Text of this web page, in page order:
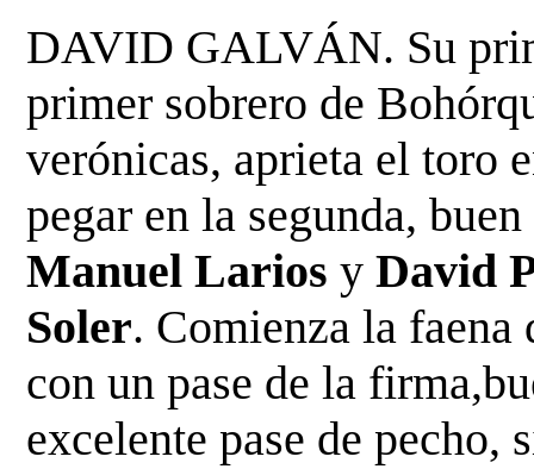
DAVID GALVÁN. Su
primer sobrero de
verónicas, aprieta el toro
pegar en la segunda, buen
Manuel Larios yDavid
Soler. Comienza la faena
con un pase de la
excelente pase de pecho,